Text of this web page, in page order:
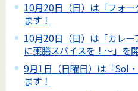
10月20日（日）は「フォ
ます！
10月20日（日）は「カレー
に薬膳スパイスを！～」を
9月1日（日曜日）は「Sol
ます！